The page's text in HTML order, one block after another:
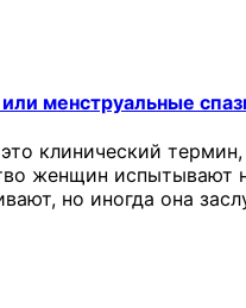
менструальные
клинический
женщин испытывают
но иногда она